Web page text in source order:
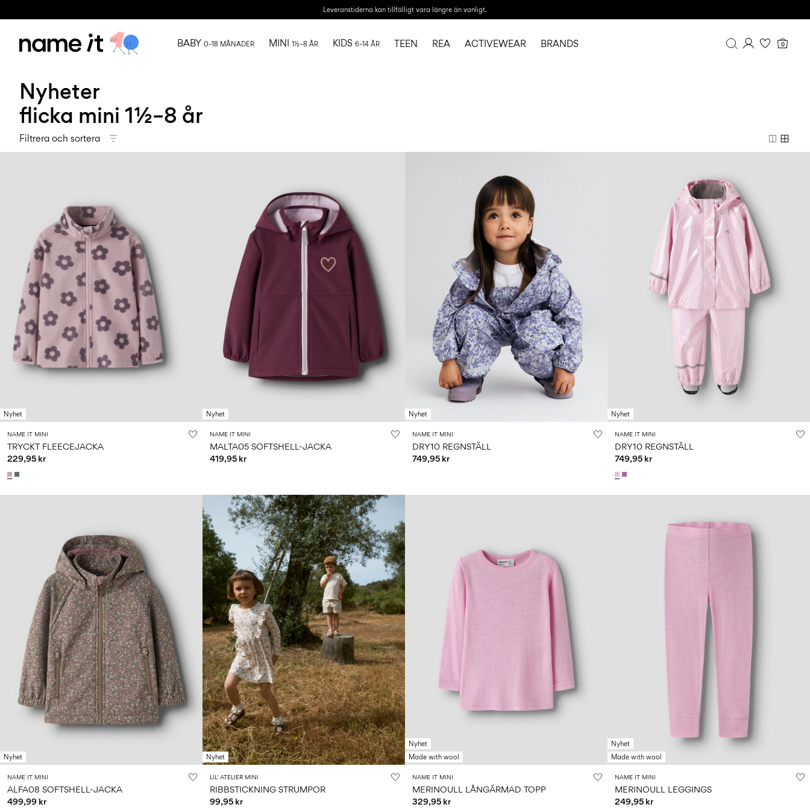
Leveranstiderna kan tillfälligt vara längre än vanligt.
0
BABY 0–18 MÅNADER MINI 1½–8 ÅR KIDS 6–14 ÅR TEEN REA ACTIVEWEAR BRANDS
Nyheter
flicka mini 1½–8 år
Filtrera och sortera
Nyhet
NAME IT MINI
TRYCKT FLEECEJACKA
229,95 kr
Nyhet
NAME IT MINI
MALTA05 SOFTSHELL-JACKA
419,95 kr
Nyhet
NAME IT MINI
DRY10 REGNSTÄLL
749,95 kr
Nyhet
NAME IT MINI
DRY10 REGNSTÄLL
749,95 kr
Nyhet
NAME IT MINI
ALFA08 SOFTSHELL-JACKA
499,99 kr
Nyhet
LIL' ATELIER MINI
RIBBSTICKNING STRUMPOR
99,95 kr
Nyhet
Made with wool
NAME IT MINI
MERINOULL LÅNGÄRMAD TOPP
329,95 kr
Nyhet
Made with wool
NAME IT MINI
MERINOULL LEGGINGS
249,95 kr